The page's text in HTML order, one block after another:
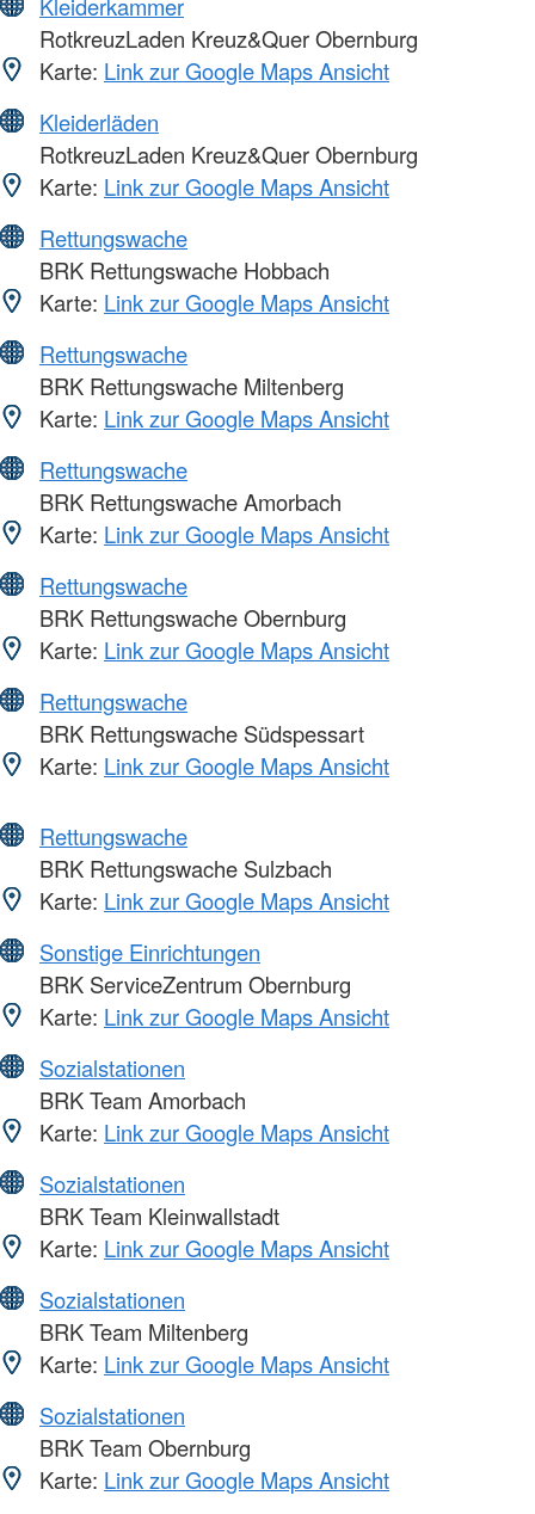
RotkreuzLaden Kreuz&Quer Obernburg
Karte: Link zur Google Maps Ansicht
Kleiderläden
RotkreuzLaden Kreuz&Quer Obernburg
Karte: Link zur Google Maps Ansicht
Rettungswache
BRK Rettungswache Hobbach
Karte: Link zur Google Maps Ansicht
Rettungswache
BRK Rettungswache Miltenberg
Karte: Link zur Google Maps Ansicht
Rettungswache
BRK Rettungswache Amorbach
Karte: Link zur Google Maps Ansicht
Rettungswache
BRK Rettungswache Obernburg
Karte: Link zur Google Maps Ansicht
Rettungswache
BRK Rettungswache Südspessart
Karte: Link zur Google Maps Ansicht
Rettungswache
BRK Rettungswache Sulzbach
Karte: Link zur Google Maps Ansicht
Sonstige Einrichtungen
BRK ServiceZentrum Obernburg
Karte: Link zur Google Maps Ansicht
Sozialstationen
BRK Team Amorbach
Karte: Link zur Google Maps Ansicht
Sozialstationen
BRK Team Kleinwallstadt
Karte: Link zur Google Maps Ansicht
Sozialstationen
BRK Team Miltenberg
Karte: Link zur Google Maps Ansicht
Sozialstationen
BRK Team Obernburg
Karte: Link zur Google Maps Ansicht